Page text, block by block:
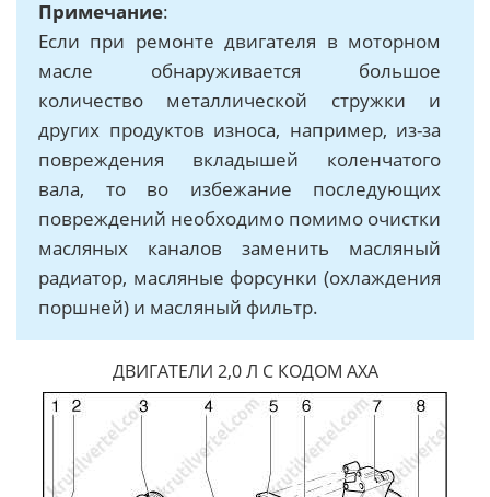
Примечание:
Если при ремонте двигателя в моторном
масле обнаруживается большое
количество металлической стружки и
других продуктов износа, например, из-за
повреждения вкладышей коленчатого
вала, то во избежание последующих
повреждений необходимо помимо очистки
масляных каналов заменить масляный
радиатор, масляные форсунки (охлаждения
поршней) и масляный фильтр.
ДВИГАТЕЛИ 2,0 Л С КОДОМ АХА